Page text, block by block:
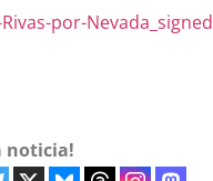
por-Nevada_signed
noticia!